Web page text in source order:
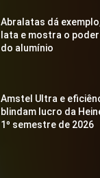
Abralatas dá
lata e mostra o
do alumínio
Amstel Ultra e
blindam lucro da
1º semestre de 2026